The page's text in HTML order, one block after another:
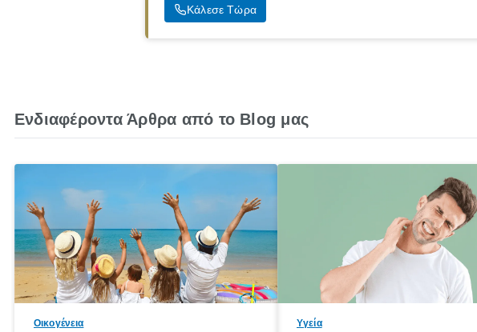
Κάλεσε Τώρα
Ενδιαφέροντα Άρθρα από το Blog μας
Οικογένεια Υγεία